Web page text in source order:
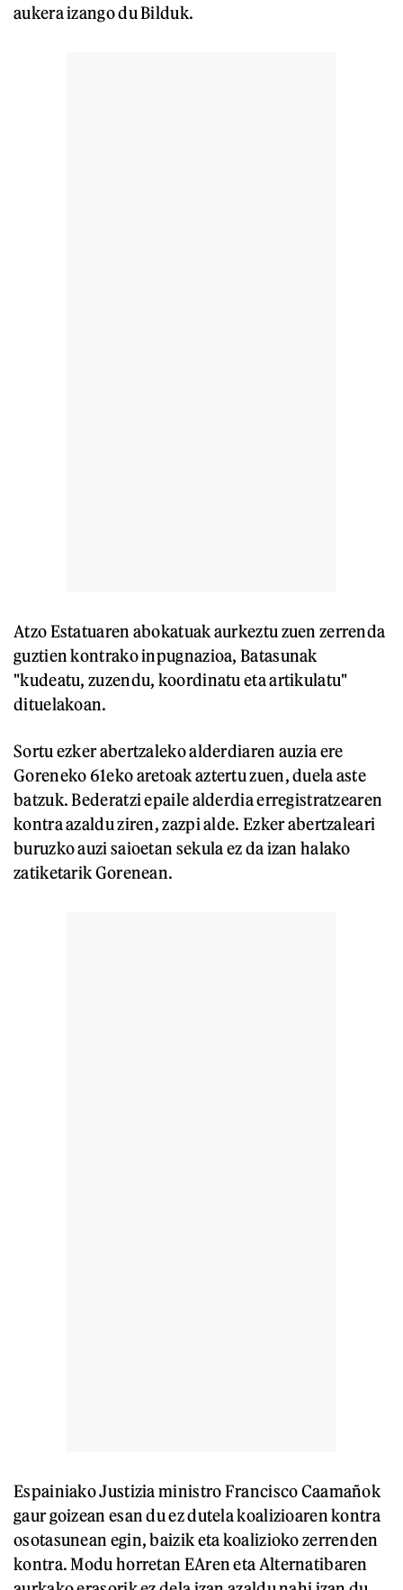
aukera izango du Bilduk.
Atzo Estatuaren abokatuak aurkeztu zuen zerrenda
guztien kontrako inpugnazioa, Batasunak
"kudeatu, zuzendu, koordinatu eta artikulatu"
dituelakoan.
Sortu ezker abertzaleko alderdiaren auzia ere
Goreneko 61eko aretoak aztertu zuen, duela aste
batzuk. Bederatzi epaile alderdia erregistratzearen
kontra azaldu ziren, zazpi alde. Ezker abertzaleari
buruzko auzi saioetan sekula ez da izan halako
zatiketarik Gorenean.
Espainiako Justizia ministro Francisco Caamañok
gaur goizean esan du ez dutela koalizioaren kontra
osotasunean egin, baizik eta koalizioko zerrenden
kontra. Modu horretan EAren eta Alternatibaren